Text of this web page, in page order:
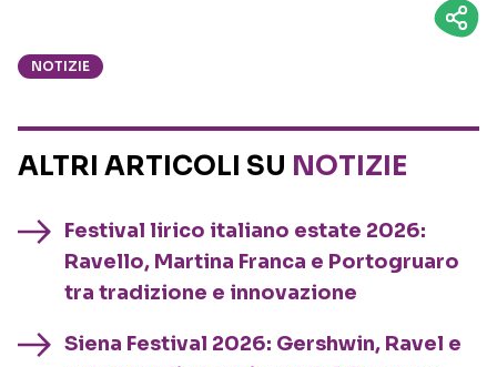
NOTIZIE
ALTRI ARTICOLI SU NOTIZIE
Festival lirico italiano estate 2026:
Ravello, Martina Franca e Portogruaro
tra tradizione e innovazione
Siena Festival 2026: Gershwin, Ravel e